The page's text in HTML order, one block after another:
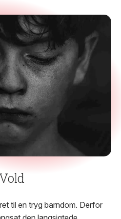
til en tryg barndom. Derfor